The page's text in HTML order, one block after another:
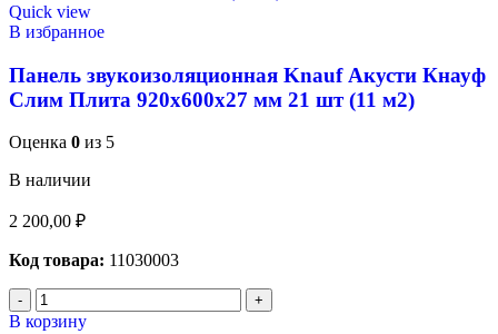
Quick view
В избранное
Панель звукоизоляционная Knauf Акусти Кнауф
Cлим Плита 920х600х27 мм 21 шт (11 м2)
Оценка 0 из 5
В наличии
2 200,00 ₽
Код товара: 11030003
В корзину